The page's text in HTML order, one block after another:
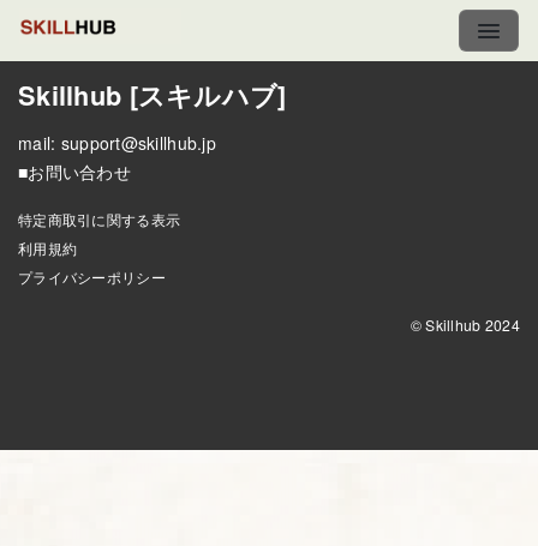
Skillhub [スキルハブ]
mail: support@skillhub.jp
■お問い合わせ
特定商取引に関する表示
利用規約
プライバシーポリシー
© Skillhub 2024